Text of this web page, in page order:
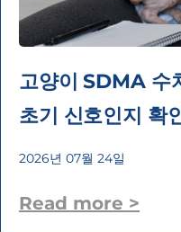
고양이 SDMA 수
초기 신호인지 확
2026년 07월 24일
Read more >